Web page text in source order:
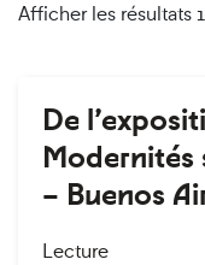
Afficher les résultats
De
Modernités
– Buenos
Lecture